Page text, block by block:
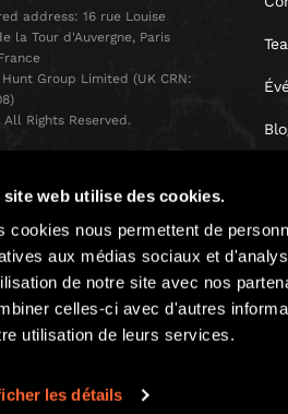
site web utilise des cookies.
cookies nous permettent de
aux médias sociaux et
de notre site avec nos
celles-ci avec d'autres
utilisation de leurs services.
les détails
address: 16 rue Louise
la Tour d'Auvergne, Paris
Group Limited (UK CRN:
Rights Reserved.
Générales (CGV)